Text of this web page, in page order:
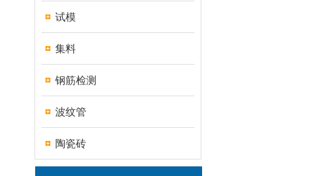
试模
集料
钢筋检测
波纹管
陶瓷砖